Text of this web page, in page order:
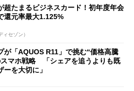
超たまるビジネスカード！初年度年会
還元率最大1.125%
ィセゾン）
が「AQUOS R11」で挑む“価格高騰
スマホ戦略 「シェアを追うよりも既
ーを大切に」